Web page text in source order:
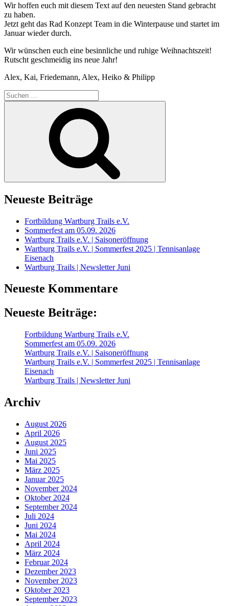
Wir hoffen euch mit diesem Text auf den neuesten Stand gebracht
zu haben.
Jetzt geht das Rad Konzept Team in die Winterpause und startet im
Januar wieder durch.
Wir wünschen euch eine besinnliche und ruhige Weihnachtszeit!
Rutscht geschmeidig ins neue Jahr!
Alex, Kai, Friedemann, Alex, Heiko & Philipp
Suchen
nach:
Neueste Beiträge
Fortbildung Wartburg Trails e.V.
Sommerfest am 05.09. 2026
Wartburg Trails e.V. | Saisoneröffnung
Wartburg Trails e.V. | Sommerfest 2025 | Tennisanlage
Eisenach
Wartburg Trails | Newsletter Juni
Neueste Kommentare
Neueste Beiträge:
Fortbildung Wartburg Trails e.V.
Sommerfest am 05.09. 2026
Wartburg Trails e.V. | Saisoneröffnung
Wartburg Trails e.V. | Sommerfest 2025 | Tennisanlage
Eisenach
Wartburg Trails | Newsletter Juni
Archiv
August 2026
April 2026
August 2025
Juni 2025
Mai 2025
März 2025
Januar 2025
November 2024
Oktober 2024
September 2024
Juli 2024
Juni 2024
Mai 2024
April 2024
März 2024
Februar 2024
Dezember 2023
November 2023
Oktober 2023
September 2023